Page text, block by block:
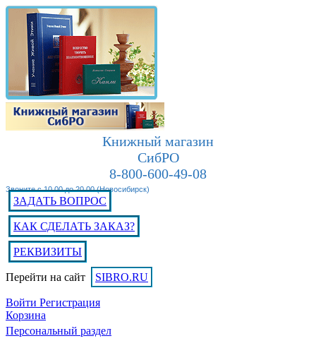
Книжный магазин
СибРО
8-800-600-49-08
Звоните с 10.00 до 20.00 (Новосибирск)
ЗАДАТЬ ВОПРОС
КАК СДЕЛАТЬ ЗАКАЗ?
РЕКВИЗИТЫ
Перейти на сайт SIBRO.RU
Войти Регистрация
Корзина
Персональный раздел